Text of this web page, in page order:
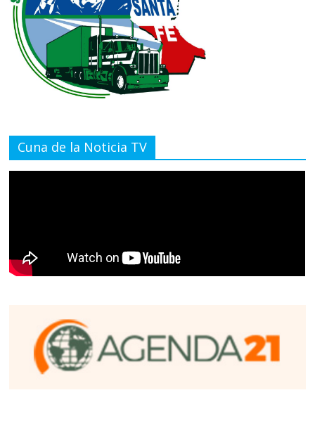
Cuna de la Noticia TV